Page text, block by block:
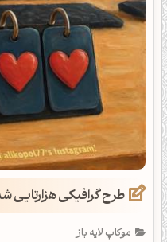
طرح گرافیکی هزارتایی
موکاپ لایه باز